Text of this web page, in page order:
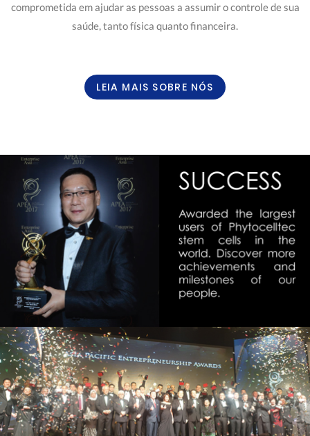
comprometida em ajudar as pessoas a assumir o controle de sua
saúde, tanto física quanto financeira.
LEIA MAIS SOBRE NÓS